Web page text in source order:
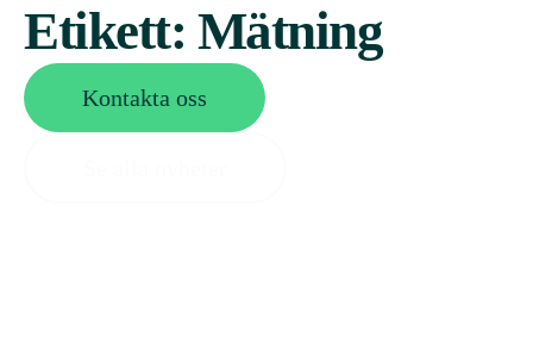
Etikett: Mätning
Kontakta oss